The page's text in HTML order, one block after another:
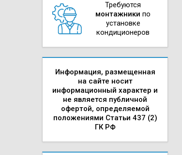
Требуются
монтажники по
установке
кондиционеров
Информация, размещенная
на сайте носит
информационный характер и
не является публичной
офертой, определяемой
положениями Статьи 437 (2)
ГК РФ